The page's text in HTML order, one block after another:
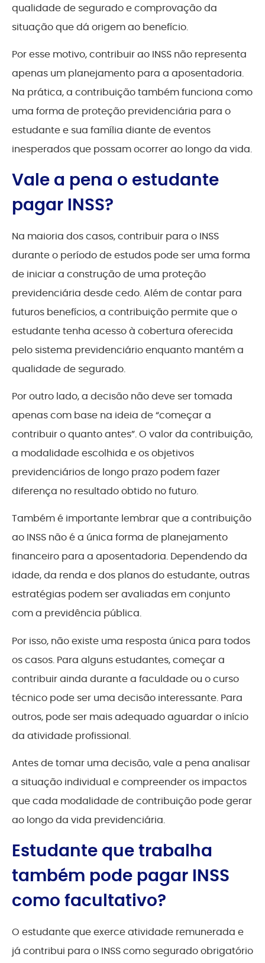
qualidade de segurado e comprovação da
situação que dá origem ao benefício.
Por esse motivo, contribuir ao INSS não representa
apenas um planejamento para a aposentadoria.
Na prática, a contribuição também funciona como
uma forma de proteção previdenciária para o
estudante e sua família diante de eventos
inesperados que possam ocorrer ao longo da vida.
Vale a pena o estudante
pagar INSS?
Na maioria dos casos, contribuir para o INSS
durante o período de estudos pode ser uma forma
de iniciar a construção de uma proteção
previdenciária desde cedo. Além de contar para
futuros benefícios, a contribuição permite que o
estudante tenha acesso à cobertura oferecida
pelo sistema previdenciário enquanto mantém a
qualidade de segurado.
Por outro lado, a decisão não deve ser tomada
apenas com base na ideia de “começar a
contribuir o quanto antes”. O valor da contribuição,
a modalidade escolhida e os objetivos
previdenciários de longo prazo podem fazer
diferença no resultado obtido no futuro.
Também é importante lembrar que a contribuição
ao INSS não é a única forma de planejamento
financeiro para a aposentadoria. Dependendo da
idade, da renda e dos planos do estudante, outras
estratégias podem ser avaliadas em conjunto
com a previdência pública.
Por isso, não existe uma resposta única para todos
os casos. Para alguns estudantes, começar a
contribuir ainda durante a faculdade ou o curso
técnico pode ser uma decisão interessante. Para
outros, pode ser mais adequado aguardar o início
da atividade profissional.
Antes de tomar uma decisão, vale a pena analisar
a situação individual e compreender os impactos
que cada modalidade de contribuição pode gerar
ao longo da vida previdenciária.
Estudante que trabalha
também pode pagar INSS
como facultativo?
O estudante que exerce atividade remunerada e
já contribui para o INSS como segurado obrigatório